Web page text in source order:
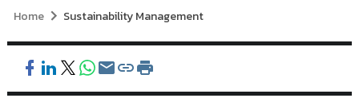
Home Sustainability Management